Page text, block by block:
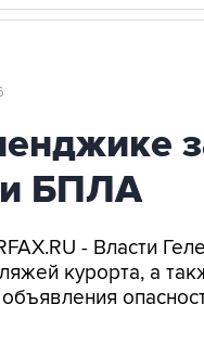
БПЛА
- Власти
курорта, а
объявления